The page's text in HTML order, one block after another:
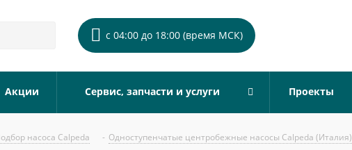
с 04:00 до 18:00 (время МСК)
Акции Сервис, запчасти и услуги Проекты
насоса Calpeda - Одноступенчатые центробежные насосы Calpeda (Италия)